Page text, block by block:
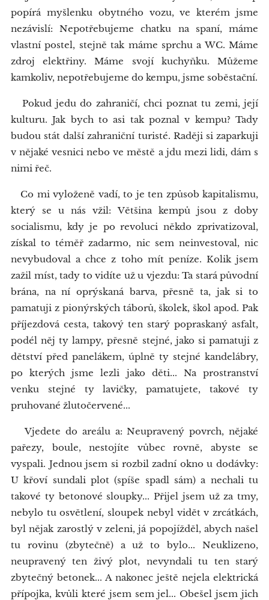
popírá myšlenku obytného vozu, ve kterém jsme
nezávislí: Nepotřebujeme chatku na spaní, máme
vlastní postel, stejně tak máme sprchu a WC. Máme
zdroj elektřiny. Máme svojí kuchyňku. Můžeme
kamkoliv, nepotřebujeme do kempu, jsme soběstační.
Pokud jedu do zahraničí, chci poznat tu zemi, její
kulturu. Jak bych to asi tak poznal v kempu? Tady
budou stát další zahraniční turisté. Raději si zaparkuji
v nějaké vesnici nebo ve městě a jdu mezi lidi, dám s
nimi řeč.
Co mi vyloženě vadí, to je ten způsob kapitalismu,
který se u nás vžil: Většina kempů jsou z doby
socialismu, kdy je po revoluci někdo zprivatizoval,
získal to téměř zadarmo, nic sem neinvestoval, nic
nevybudoval a chce z toho mít peníze. Kolik jsem
zažil míst, tady to vidíte už u vjezdu: Ta stará původní
brána, na ní oprýskaná barva, přesně ta, jak si to
pamatuji z pionýrských táborů, školek, škol apod. Pak
příjezdová cesta, takový ten starý popraskaný asfalt,
podél něj ty lampy, přesně stejné, jako si pamatuji z
dětství před panelákem, úplně ty stejné kandelábry,
po kterých jsme lezli jako děti... Na prostranství
venku stejné ty lavičky, pamatujete, takové ty
pruhované žlutočervené...
Vjedete do areálu a: Neupravený povrch, nějaké
pařezy, boule, nestojíte vůbec rovně, abyste se
vyspali. Jednou jsem si rozbil zadní okno u dodávky:
U křoví sundali plot (spíše spadl sám) a nechali tu
takové ty betonové sloupky... Přijel jsem už za tmy,
nebylo tu osvětlení, sloupek nebyl vidět v zrcátkách,
byl nějak zarostlý v zeleni, já popojížděl, abych našel
tu rovinu (zbytečně) a už to bylo... Neuklizeno,
neupravený ten živý plot, nevyndali tu ten starý
zbytečný betonek... A nakonec ještě nejela elektrická
přípojka, kvůli které jsem sem jel... Obešel jsem jich